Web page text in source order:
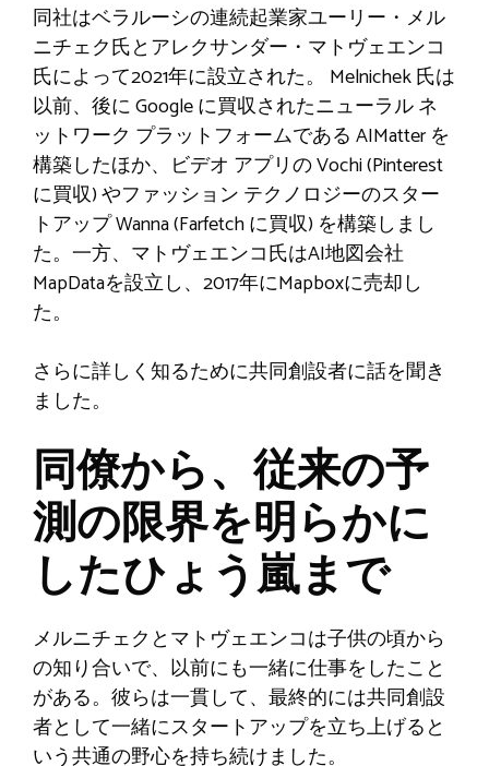
同社はベラルーシの連続起業家ユーリー・メル
ニチェク氏とアレクサンダー・マトヴェエンコ
氏によって2021年に設立された。 Melnichek 氏は
以前、後に Google に買収されたニューラル ネ
ットワーク プラットフォームである AIMatter を
構築したほか、ビデオ アプリの Vochi (Pinterest
に買収) やファッション テクノロジーのスター
トアップ Wanna (Farfetch に買収) を構築しまし
た。一方、マトヴェエンコ氏はAI地図会社
MapDataを設立し、2017年にMapboxに売却し
た。
さらに詳しく知るために共同創設者に話を聞き
ました。
同僚から、従来の予
測の限界を明らかに
したひょう嵐まで
メルニチェクとマトヴェエンコは子供の頃から
の知り合いで、以前にも一緒に仕事をしたこと
がある。彼らは一貫して、最終的には共同創設
者として一緒にスタートアップを立ち上げると
いう共通の野心を持ち続けました。